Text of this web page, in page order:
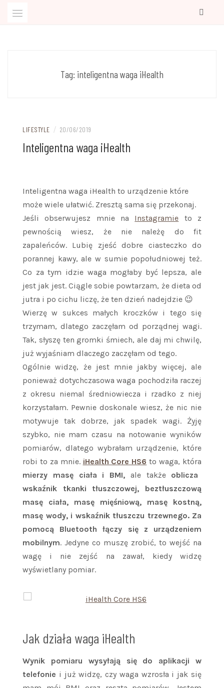
Tag: inteligentna waga iHealth
LIFESTYLE / 20/06/2019
Inteligentna waga iHealth
Inteligentna waga iHealth to urządzenie które
może wiele ułatwić. Zresztą sama się przekonaj.
Jeśli obserwujesz mnie na Instagramie to z
pewnością wiesz, że nie należę do fit
zapaleńców. Lubię zjeść dobre ciasteczko do
porannej kawy, ale w sumie popołudniowej też.
Co za tym idzie waga mogłaby być lepsza, ale
jest jak jest. Ciągle sobie powtarzam, że dieta od
jutra i po cichu liczę, że ten dzień nadejdzie 😉
Wierzę w sukces małych kroczków i tego się
trzymam, dlatego zaczęłam od porządnej wagi.
Tak, słyszę ten gromki śmiech, ale daj mi chwilę,
już wyjaśniam dlaczego zaczęłam od tego.
Ogólnie widzę, że jest mnie jakby więcej, ale
ponieważ dotychczasowa waga pochodziła raczej
z okresu niemal średniowiecza i rzadko z niej
korzystałam. Pewnie doskonale wiesz, że nic nie
motywuje tak dobrze, jak spadek wagi. Żyję
szybko, nie mam czasu na notowanie wyników
pomiarów, dlatego wybrałam urządzenie, które
robi to za mnie. iHealth Core HS6 to waga, która
mierzy masę ciała i BMI, ale także oblicza
wskaźnik tkanki tłuszczowej, beztłuszczową
masę ciała, masę mięśniową, masę kostną,
masę wody, i wskaźnik tłuszczu trzewnego. Za
pomocą Bluetooth łączy się z urządzeniem
mobilnym. Jedyne co muszę zrobić, to wejść na
wagę i nie zejść na zawał, kiedy widzę
wyświetlany pomiar.
Jak działa waga iHealth
Wynik pomiaru wysyłają się do aplikacji w
telefonie i już widzę, czy waga wzrosła i jak się